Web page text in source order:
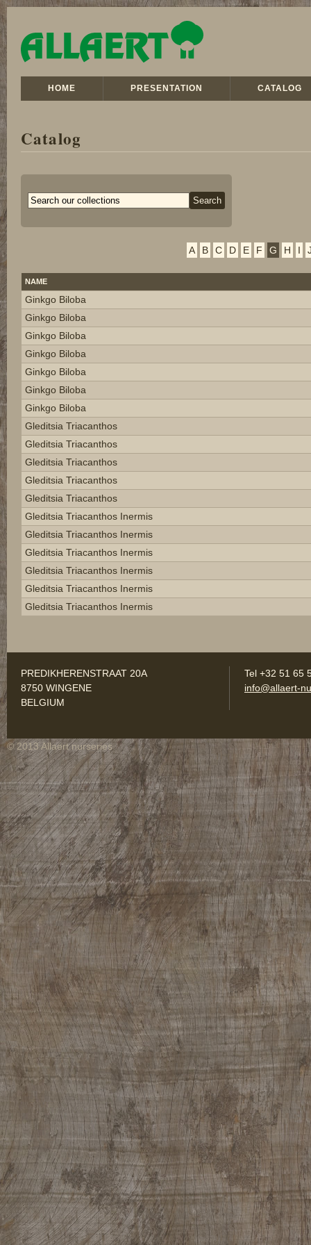
HOME PRESENTATION CATALOG
Catalog
A B C D E F G H I
NAME
Ginkgo Biloba
Ginkgo Biloba
Ginkgo Biloba
Ginkgo Biloba
Ginkgo Biloba
Ginkgo Biloba
Ginkgo Biloba
Gleditsia Triacanthos
Gleditsia Triacanthos
Gleditsia Triacanthos
Gleditsia Triacanthos
Gleditsia Triacanthos
Gleditsia Triacanthos Inermis
Gleditsia Triacanthos Inermis
Gleditsia Triacanthos Inermis
Gleditsia Triacanthos Inermis
Gleditsia Triacanthos Inermis
Gleditsia Triacanthos Inermis
PREDIKHERENSTRAAT 20A
8750 WINGENE
BELGIUM
Tel +32 51 65
info@allaert-
© 2013 Allaert nurseries